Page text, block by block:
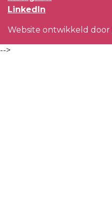
LinkedIn
Website ontwikkeld door
-->